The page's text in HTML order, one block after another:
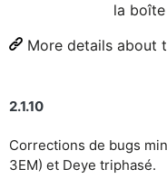
la
More details about
2.1.10
Corrections de bugs
3EM) et Deye triphasé.